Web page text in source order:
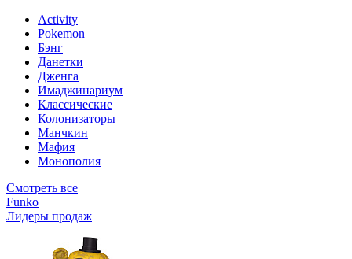
Activity
Pokemon
Бэнг
Данетки
Дженга
Имаджинариум
Классические
Колонизаторы
Манчкин
Мафия
Монополия
Смотреть все
Funko
Лидеры продаж